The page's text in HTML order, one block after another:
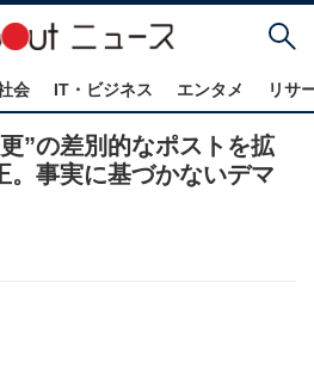
会 IT・ビジネス エンタメ リサ
”の差別的なポストを拡
。事実に基づかないデマ